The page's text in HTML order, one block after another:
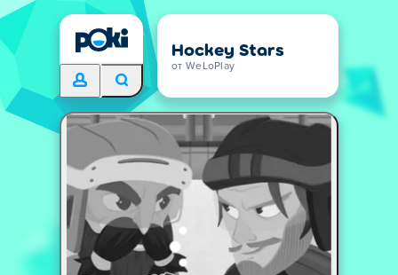
Hockey Stars
от WeLoPlay